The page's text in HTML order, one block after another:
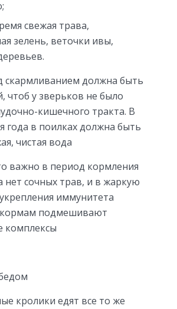
свежая трава,
зелень, веточки ивы,
скармливанием должна быть
чтоб у зверьков не было
кишечного тракта. В
года в поилках должна быть
чистая вода
важно в период кормления
нет сочных трав, и в жаркую
иммунитета
подмешивают
комплексы
кролики едят все то же